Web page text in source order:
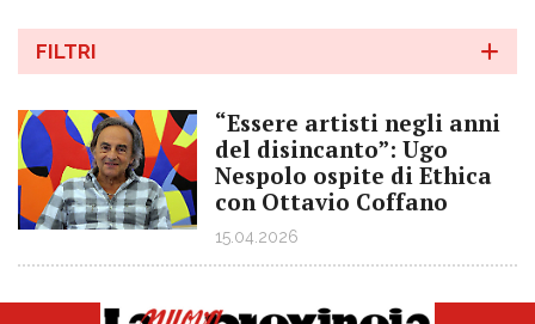
FILTRI
“Essere artisti negli anni
del disincanto”: Ugo
Nespolo ospite di Ethica
con Ottavio Coffano
15.04.2026